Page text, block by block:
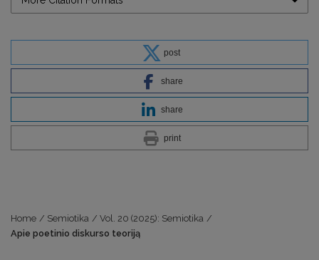
post
share
share
print
Home / Semiotika / Vol. 20 (2025): Semiotika /
Apie poetinio diskurso teoriją